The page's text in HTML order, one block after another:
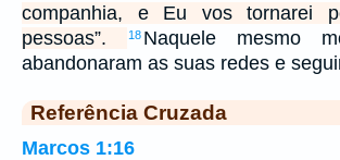
companhia, e Eu vos tornarei
pessoas”.
18 Naquele mesmo
abandonaram as suas redes e
Referência Cruzada
Marcos 1:16